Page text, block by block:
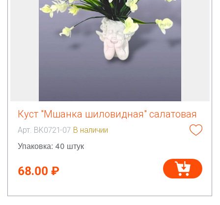
Куст "Мшанка шиловидная" салатовая
Арт. BK0721-07 В наличии
Упаковка: 40 штук
68.00 ₽